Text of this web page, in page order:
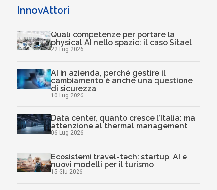
InnovAttori
Quali competenze per portare la
physical AI nello spazio: il caso Sitael
22 Lug 2026
AI in azienda, perché gestire il
cambiamento è anche una questione
di sicurezza
10 Lug 2026
Data center, quanto cresce l’Italia: ma
attenzione al thermal management
06 Lug 2026
Ecosistemi travel-tech: startup, AI e
nuovi modelli per il turismo
15 Giu 2026